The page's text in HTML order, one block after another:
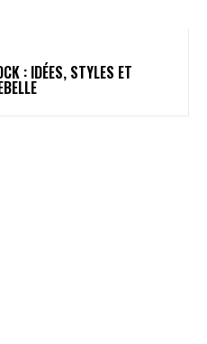
: IDÉES, STYLES ET